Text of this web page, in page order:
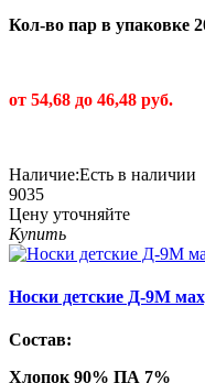
Кол-во пар в упаковке
от 54,68 до 46,48 руб.
Наличие:Есть в наличии
9035
Цену уточняйте
Купить
Носки детские Д-9М
Состав:
Хлопок 90% ПА 7%